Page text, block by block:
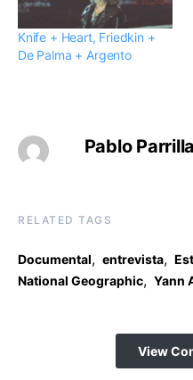
Knife + Heart, Friedkin +
De Palma + Argento
Pablo Parrilla
RELATED TAGS
Documental, entrevista,
National Geographic, Yann
View